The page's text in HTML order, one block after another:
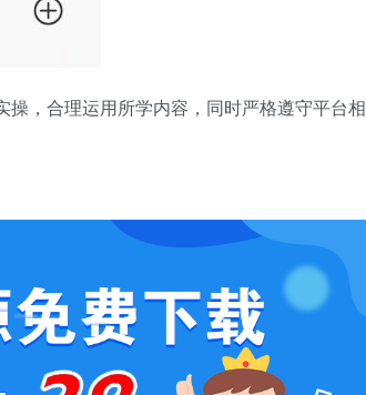
，合理运用所学内容，同时严格遵守平台相